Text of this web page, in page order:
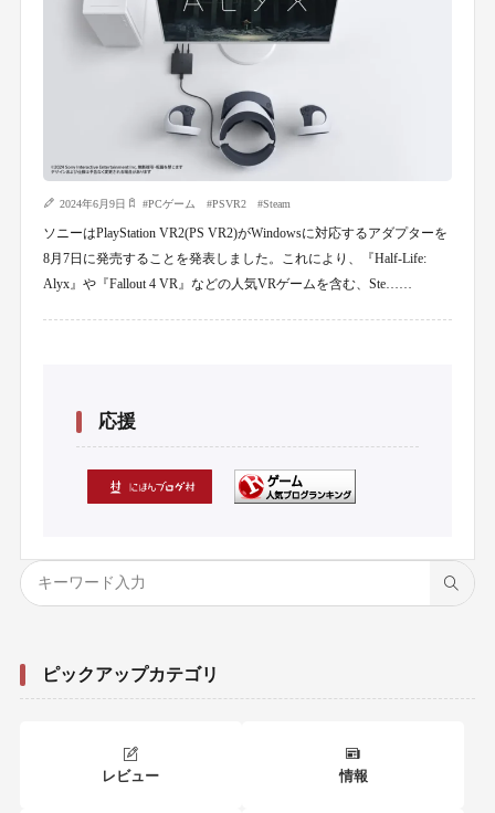
2024年6月9日 #PCゲーム #PSVR2 #Steam
ソニーはPlayStation VR2(PS VR2)がWindowsに対応するアダプターを
8月7日に発売することを発表しました。これにより、『Half-Life:
Alyx』や『Fallout 4 VR』などの人気VRゲームを含む、Ste……
応援
ピックアップカテゴリ
レビュー 情報